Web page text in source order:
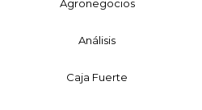
Agronegocios
Análisis
Caja Fuerte